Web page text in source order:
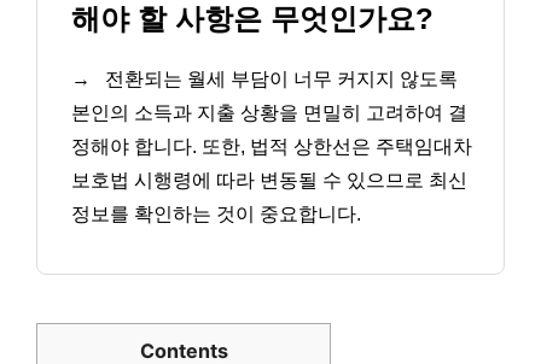
해야 할 사항은 무엇인가요?
→
전환되는 월세 부담이 너무 커지지 않도록
본인의 소득과 지출 상황을 면밀히 고려하여 결
정해야 합니다. 또한, 법적 상한선은 주택임대차
보호법 시행령에 따라 변동될 수 있으므로 최신
정보를 확인하는 것이 중요합니다.
Contents